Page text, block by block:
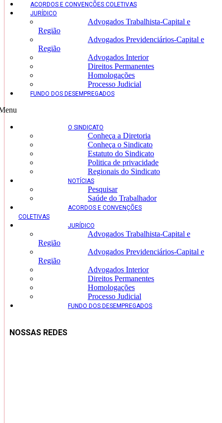
ACORDOS E CONVENÇÕES COLETIVAS
JURÍDICO
Advogados Trabalhista-Capital e
Região
Advogados Previdenciários-Capital e
Região
Advogados Interior
Direitos Permanentes
Homologações
Processo Judicial
FUNDO DOS DESEMPREGADOS
O SINDICATO
Conheça a Diretoria
Conheça o Sindicato
Estatuto do Sindicato
Politica de privacidade
Regionais do Sindicato
NOTÍCIAS
Pesquisar
Saúde do Trabalhador
ACORDOS E CONVENÇÕES
COLETIVAS
JURÍDICO
Advogados Trabalhista-Capital e
Região
Advogados Previdenciários-Capital e
Região
Advogados Interior
Direitos Permanentes
Homologações
Processo Judicial
FUNDO DOS DESEMPREGADOS
NOSSAS REDES